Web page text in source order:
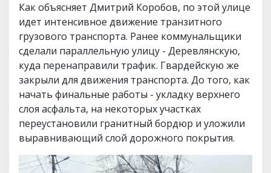
Как объясняет Дмитрий Коробов, по этой улице
идет интенсивное движение транзитного
грузового транспорта. Ранее коммунальщики
сделали параллельную улицу - Деревлянскую,
куда перенаправили трафик. Гвардейскую же
закрыли для движения транспорта. До того, как
начать финальные работы - укладку верхнего
слоя асфальта, на некоторых участках
переустановили гранитный бордюр и уложили
выравнивающий слой дорожного покрытия.